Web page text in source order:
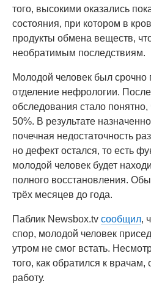
того, высокими оказались
состояния, при котором в
продукты обмена веществ,
необратимым последствиям.
Молодой человек был срочно
отделение нефрологии.
обследования стало понятно,
50%. В результате
почечная недостаточность
но дефект остался, то есть
молодой человек будет
полного восстановления.
трёх месяцев до года.
Паблик Newsbox.tv сообщил,
спор, молодой человек
утром не смог встать.
того, как обратился к врачам,
работу.